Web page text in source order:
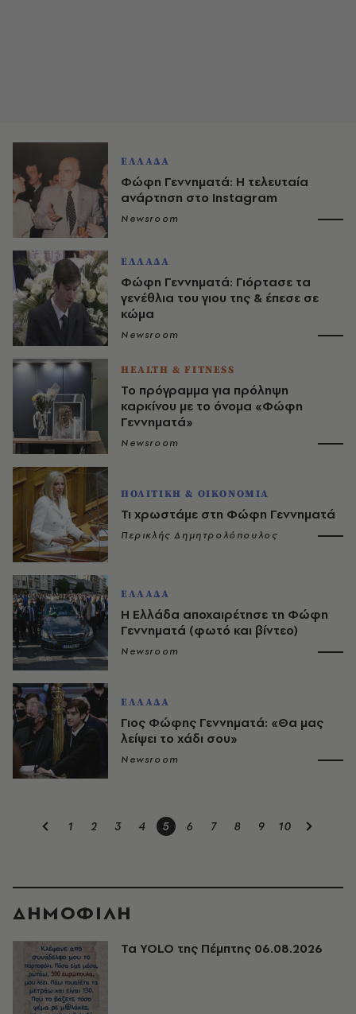
ΕΛΛΑΔΑ
Φώφη Γεννηματά: Η τελευταία
ανάρτηση στο Instagram
Newsroom
ΕΛΛΑΔΑ
Φώφη Γεννηματά: Γιόρτασε τα
γενέθλια του γιου της & έπεσε σε
κώμα
Newsroom
HEALTH & FITNESS
Το πρόγραμμα για πρόληψη
καρκίνου με το όνομα «Φώφη
Γεννηματά»
Newsroom
ΠΟΛΙΤΙΚΗ & ΟΙΚΟΝΟΜΙΑ
Τι χρωστάμε στη Φώφη Γεννηματά
Περικλής Δημητρολόπουλος
ΕΛΛΑΔΑ
Η Ελλάδα αποχαιρέτησε τη Φώφη
Γεννηματά (φωτό και βίντεο)
Newsroom
ΕΛΛΑΔΑ
Γιος Φώφης Γεννηματά: «Θα μας
λείψει το χάδι σου»
Newsroom
1 2 3 4 5 6 7 8 9 10
ΔΗΜΟΦΙΛΗ
Τα YOLO της Πέμπτης 06.08.2026